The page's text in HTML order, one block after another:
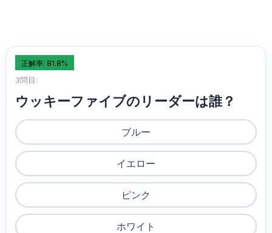
正解率: 81.8%
3問目:
ウッキーファイブのリーダーは誰？
ブルー
イエロー
ピンク
ホワイト